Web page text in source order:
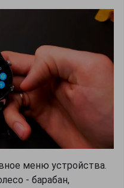
меню устройства.
- барабан,